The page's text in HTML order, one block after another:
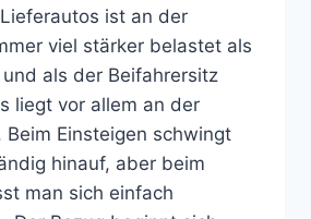
ist an der
viel stärker belastet als
als der Beifahrersitz
liegt vor allem an der
Beim Einsteigen schwingt
hinauf, aber beim
man sich einfach